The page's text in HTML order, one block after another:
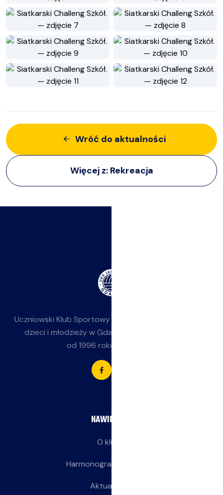
Wróć do aktualności
Więcej z: Rekreacja
Uczniowski Klub Sportowy
dzieci i młodzieży w Gdańsku-Jasieniu. Działamy
od 1996 roku przy SP 85.
NAWIGACJA
O klubie
Harmonogram treningów
Aktualności